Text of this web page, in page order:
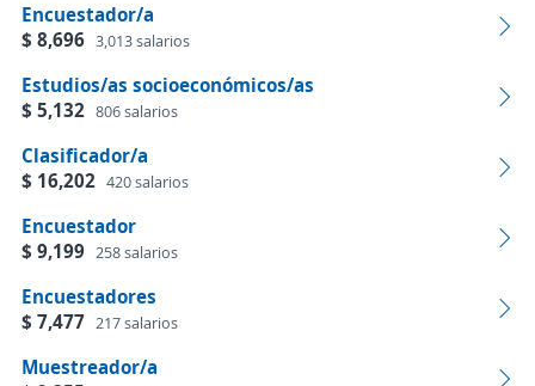
Encuestador/a
$ 8,696 3,013 salarios
Estudios/as socioeconómicos/as
$ 5,132 806 salarios
Clasificador/a
$ 16,202 420 salarios
Encuestador
$ 9,199 258 salarios
Encuestadores
$ 7,477 217 salarios
Muestreador/a